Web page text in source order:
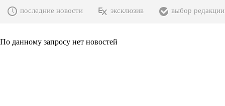
последние новости эксклюзив выбор редакции
По данному запросу нет новостей